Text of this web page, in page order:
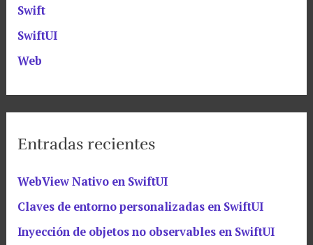
Swift
SwiftUI
Web
Entradas recientes
WebView Nativo en SwiftUI
Claves de entorno personalizadas en SwiftUI
Inyección de objetos no observables en SwiftUI